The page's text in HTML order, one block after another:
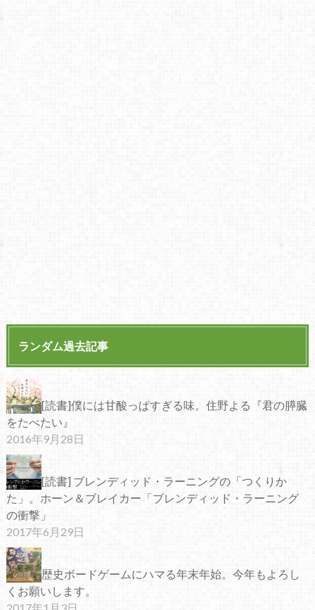
ランダム過去記事
[読書]僕には甘酸っぱすぎる味。住野よる『君の膵臓
をたべたい』
2016年9月28日
[読書] ブレンディッド・ラーニングの「つくりか
た」。ホーン＆ブレイカー「ブレンディッド・ラーニング
の衝撃」
2017年6月29日
歴史ボードゲームにハマる年末年始。今年もよろし
くお願いします。